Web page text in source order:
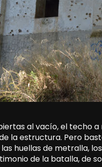
al vacío, el techo
la estructura. Pero
huellas de metralla,
de la batalla, de